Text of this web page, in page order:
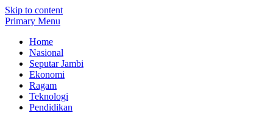
Skip to content
Primary Menu
Home
Nasional
Seputar Jambi
Ekonomi
Ragam
Teknologi
Pendidikan